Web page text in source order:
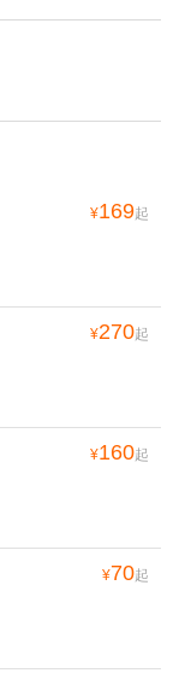
¥169起
¥270起
¥160起
¥70起